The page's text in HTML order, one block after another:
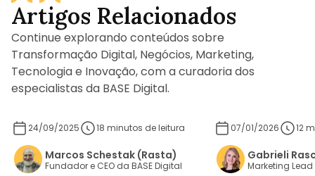
Artigos Relacionados
Continue explorando conteúdos sobre
Transformação Digital, Negócios, Marketing,
Tecnologia e Inovação, com a curadoria dos
especialistas da BASE Digital.
Saiba mais
24/09/2025 18 minutos de leitura
Marcos Schestak (Rasta)
Fundador e CEO da BASE Digital
07/01/2026 12
Gabrieli
Marketing Lead